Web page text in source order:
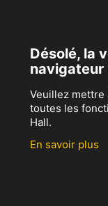
Désolé, la
navigateur
Veuillez
toutes les
Hall.
En savoir plus